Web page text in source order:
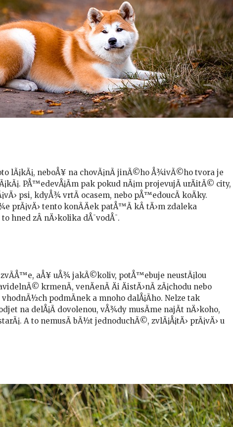
lÃ¡kÃ¡, neboÅ¥ na chovÃ¡nÃ­ jinÃ©ho Å¾ivÃ©ho tvora je
PÅ™edevÅ¡Ã­m pak pokud nÃ¡m projevujÃ­ urÄitÃ© city,
psi, kdyÅ¾ vrtÃ­ ocasem, nebo pÅ™edoucÃ­ koÄky.
prÃ¡vÄ› tento konÃ­Äek patÅ™Ã­ kÂ tÄ›m zdaleka
to hned zÂ nÄ›kolika dÅ¯vodÅ¯.
aÅ¥ uÅ¾ jakÃ©koliv, potÅ™ebuje neustÃ¡lou
krmenÃ­, venÄenÃ­ Äi ÄistÄ›nÃ­ zÃ¡chodu nebo
podmÃ­nek a mnoho dalÅ¡Ã­ho. Nelze tak
na delÅ¡Ã­ dovolenou, vÅ¾dy musÃ­me najÃ­t nÄ›koho,
A to nemusÃ­ bÃ½t jednoduchÃ©, zvlÃ¡Å¡tÄ› prÃ¡vÄ› u